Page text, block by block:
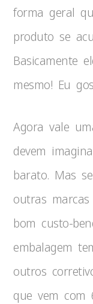
forma geral
produto se
Basicamente
mesmo! Eu
Agora vale
devem
barato. Mas
outras
bom custo-
embalagem
outros
que vem com